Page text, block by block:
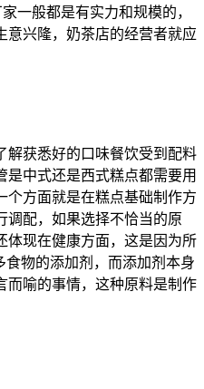
一般都是有实力和规模的，
意兴隆，奶茶店的经营者就应
解获悉好的口味餐饮受到配料
中式还是西式糕点都需要用
个方面就是在糕点基础制作方
调配，如果选择不恰当的原
体现在健康方面，这是因为所
物的添加剂，而添加剂本身
而喻的事情，这种原料是制作